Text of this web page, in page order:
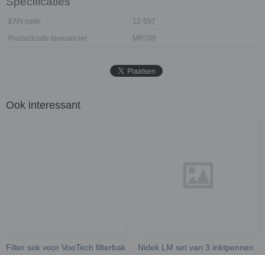
EAN code 12-597
Productcode leverancier MR708
Ook interessant
Filter sok voor VooTech filterbak
Nidek LM set van 3 inktpennen